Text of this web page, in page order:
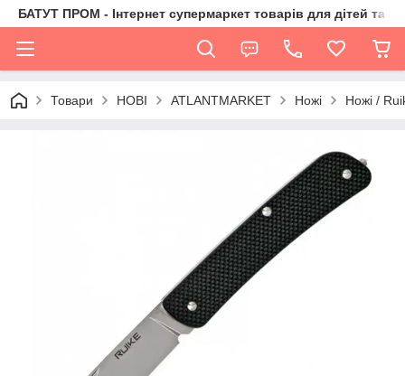
БАТУТ ПРОМ - Інтернет супермаркет товарів для дітей та їх
Товари НОВІ ATLANTMARKET Ножі Ножі /